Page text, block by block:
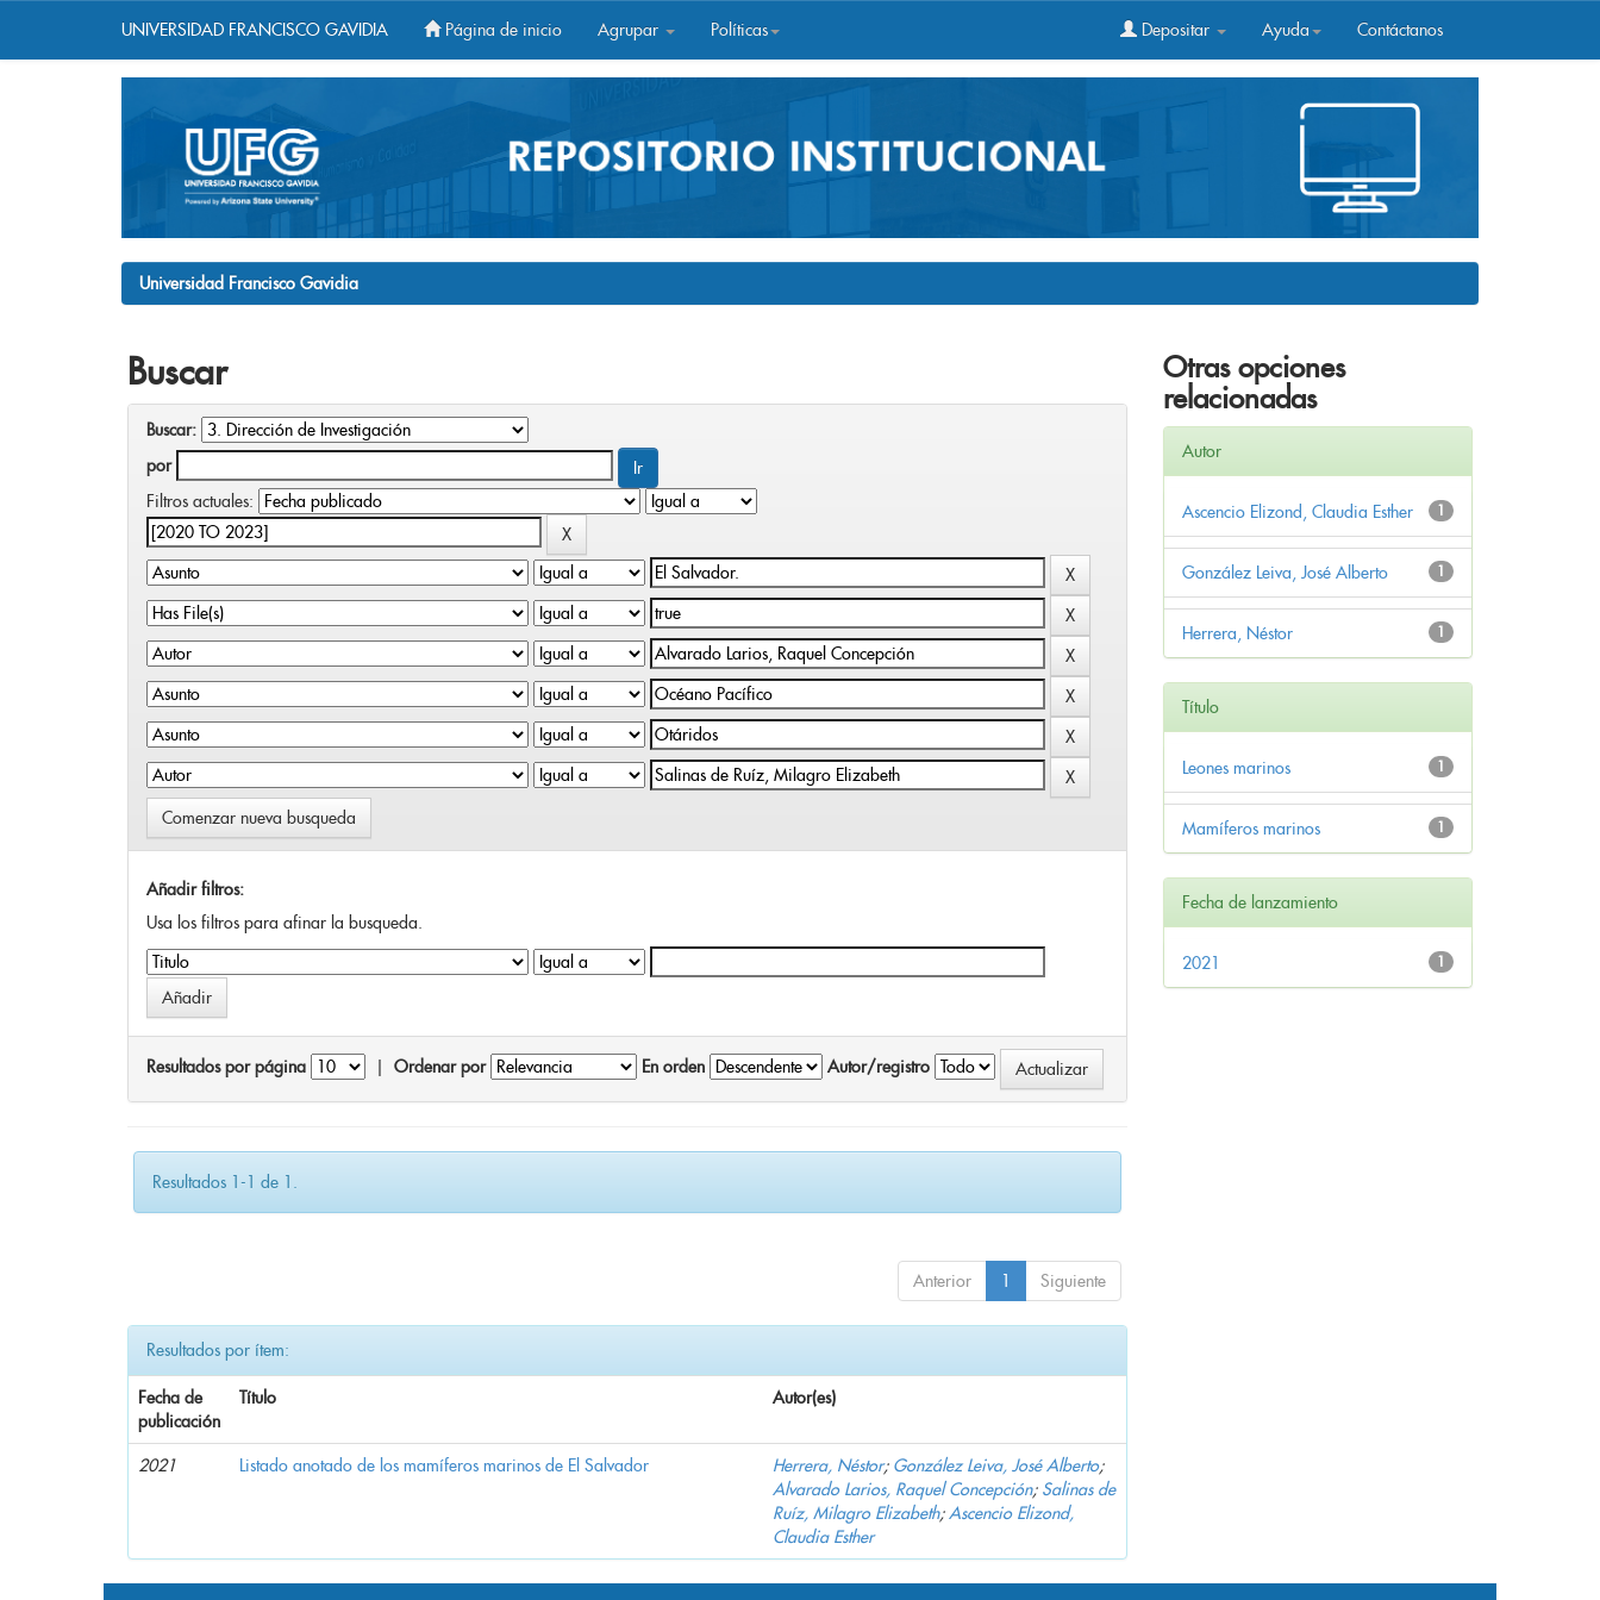
UNIVERSIDAD FRANCISCO GAVIDIA Página de inicio Agrupar Políticas Depositar Ayuda Contáctanos
Universidad Francisco Gavidia
Buscar
Buscar:
por
Filtros actuales:
Comenzar nueva busqueda
Añadir filtros:
Usa los filtros para afinar la busqueda.
Resultados por página Ordenar por En orden Autor/registro
Resultados 1-1 de 1.
Anterior 1 Siguiente
Resultados por ítem:
Fecha de
publicación
Título Autor(es)
2021 Listado anotado de los mamíferos marinos de El Salvador Herrera, Néstor; González Leiva, José Alberto;
Alvarado Larios, Raquel Concepción; Salinas de
Ruíz, Milagro Elizabeth;Ascencio Elizond,
Claudia Esther
Otras opciones
relacionadas
Autor
1
Ascencio Elizond, Claudia Esther
1
González Leiva, José Alberto
1
Herrera, Néstor
Título
1
Leones marinos
1
Mamíferos marinos
Fecha de lanzamiento
1
2021